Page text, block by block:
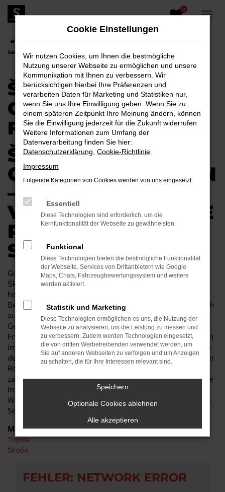
Zum
Hauptinhalt
0
Gebrauchtwagen für Senftenberg
ŠKODA KAROQ
GEBRAUCHTWAGEN
FÜR SENFTENBERG
ŠKODA KAROQ
GEBRAUCHTWAGEN
–
VERTRAUENSVOLLE
R AUTOKAUF IN
SENFTENBERG
Günstige Mobilität in Senftenberg kann so einfach sein. Ein
Škoda Karoq Gebrauchtwagen besticht durch seine
herausragende Qualität und erweist sich als jahrelanger
Begleiter. Sowohl im Stadtverkehr von Senftenberg als auch
auf Landstraße und Autobahn ist der Škoda Karoq
Gebrauchtwagen eine perfekte Lösung und wird Ihnen viel
Freude bereiten. Unser Autohaus ist seit mehr als 30 Jahren
im Geschäft. Wir sind nicht nur Experten für Fahrzeuge wie
den Škoda Karoq Gebrauchtwagen, sondern auch tief in der
Region Senftenberg verankert. In unserem Unternehmen
zählen noch Werte wie Vertrauen und Kundennähe, was Sie
in jeder Beratung im positivsten Sinne erfahren. Des
Weiteren zeichnen wir uns durch ein breites Fahrzeug- und
Serviceangebot und günstige Preise
Marken
Toyota
Škoda
FEHLER: NETWORK ERROR
Cookie Einstellungen
Wir nutzen Cookies, um Ihnen die bestmögliche
Nutzung unserer Webseite zu ermöglichen und unsere
Kommunikation mit Ihnen zu verbessern. Wir
berücksichtigen hierbei Ihre Präferenzen und
verarbeiten Daten für Marketing und Statistiken nur,
wenn Sie uns Ihre Einwilligung geben. Wenn Sie zu
einem späteren Zeitpunkt Ihre Meinung ändern, können
Sie die Einwilligung jederzeit für die Zukunft widerrufen.
Weitere Informationen zum Umfang der
Datenverarbeitung finden Sie hier:
Datenschutzerklärung Cookie-Richtlinie
Impressum
Folgende Kategorien von Cookies werden von uns eingesetzt:
Essentiell
Diese Technologien sind erforderlich, um die
Kernfunktionalität der Webseite zu gewährleisten.
Funktional
Diese Technologien bieten die bestmögliche Funktionalität
der Webseite. Services von Drittanbietern wie Google
Maps, Chats, Fahrzeugbewertungssystem und weitere
werden aktiviert.
Statistik und Marketing
Diese Technologien ermöglichen es uns, die Nutzung der
Webseite zu analysieren, um die Leistung zu messen und
zu verbessern. Zudem werden Technologien eingesetzt,
die von dritten Werbetreibenden verwendet werden, um
Sie auf anderen Webseiten zu verfolgen und um Anzeigen
zu schalten, die für Ihre Interessen relevant sind.
Speichern
Optionale Cookies ablehnen
Alle akzeptieren